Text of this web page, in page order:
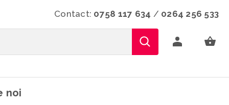
Contact: 0758 117 634 / 0264 256 533
noi